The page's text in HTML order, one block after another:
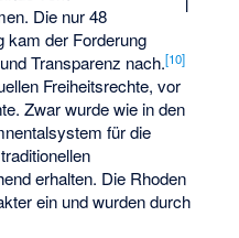
Die nur 48
kam der Forderung
Transparenz nach.[10]
Freiheitsrechte, vor
Zwar wurde wie in den
für die
erhalten. Die Rhoden
ein und wurden durch